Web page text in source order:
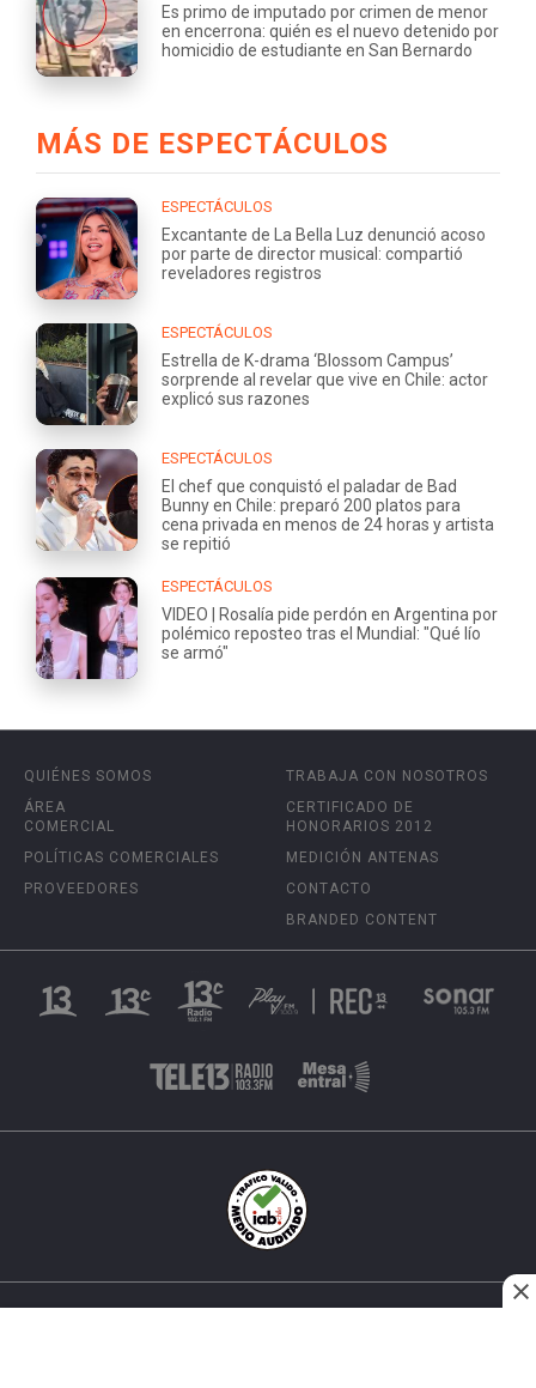
Es primo de imputado por crimen de menor
en encerrona: quién es el nuevo detenido por
homicidio de estudiante en San Bernardo
MÁS DE ESPECTÁCULOS
ESPECTÁCULOS
Excantante de La Bella Luz denunció acoso
por parte de director musical: compartió
reveladores registros
ESPECTÁCULOS
Estrella de K-drama ‘Blossom Campus’
sorprende al revelar que vive en Chile: actor
explicó sus razones
ESPECTÁCULOS
El chef que conquistó el paladar de Bad
Bunny en Chile: preparó 200 platos para
cena privada en menos de 24 horas y artista
se repitió
ESPECTÁCULOS
VIDEO | Rosalía pide perdón en Argentina por
polémico reposteo tras el Mundial: "Qué lío
se armó"
QUIÉNES SOMOS
ÁREA
COMERCIAL
POLÍTICAS COMERCIALES
PROVEEDORES
TRABAJA CON NOSOTROS
CERTIFICADO DE
HONORARIOS 2012
MEDICIÓN ANTENAS
CONTACTO
BRANDED CONTENT